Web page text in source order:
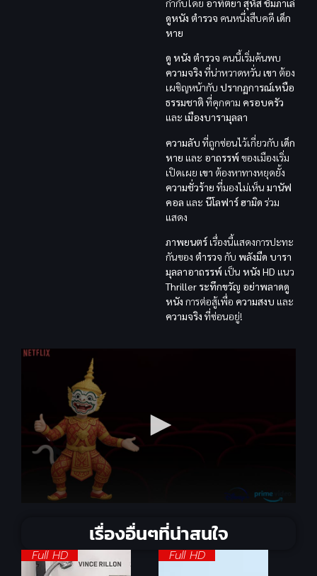
กำกับโดย อาทิตยา สุหัส ชัมภาเล่
ดูหนัง ตำรวจ คนหนึ่งสืบคดี เด็ก
หาย
ดู หนัง ตำรวจ คนนี้เริ่มค้นพบ
ความจริง ที่น่าหวาดหวั่น เขา ต้อง
เผชิญหน้ากับ ปรากฏการณ์เหนือ
ธรรมชาติ ที่คุกคาม ครอบครัว
และ เมืองบารามุลลา
ความลับ ที่ถูกซ่อนไว้เกี่ยวกับ เด็ก
หาย และ อาถรรพ์ ของเมืองเริ่ม
เปิดเผย เขา ต้องหาทางหยุดยั้ง
ความชั่วร้าย ที่มองไม่เห็น มานัฟ
คอล และ นีโลฟาร์ ฮามิด ร่วม
แสดง
ภาพยนตร์ เรื่องนี้แสดงการปะทะ
กันของ ตำรวจ กับ พลังมืด บารา
มุลลาอาถรรพ์ เป็น หนัง HD แนว
Thriller ระทึกขวัญ อย่าพลาดดู
หนัง การต่อสู้เพื่อ ความสงบ และ
ความจริง ที่ซ่อนอยู่!
เรื่องอื่นๆที่น่าสนใจ
Full HD Full HD